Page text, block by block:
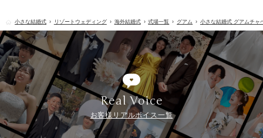
小さな結婚式 リゾートウェディング 海外結婚式 式場一覧 グアム 小さな結婚式 グアムチャ
Real Voice
お客様リアルボイス一覧